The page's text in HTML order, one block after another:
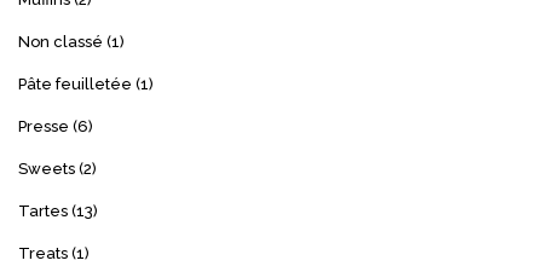
Non classé (1)
Pâte feuilletée (1)
Presse (6)
Sweets (2)
Tartes (13)
Treats (1)